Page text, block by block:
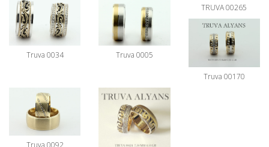
Truva 0034 Truva 0005
TRUVA 00265
Truva 00170
Truva 0092